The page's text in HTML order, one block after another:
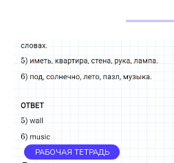
РАБОЧАЯ ТЕТРАДЬ